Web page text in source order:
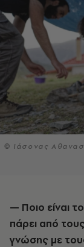
© Iάσονας
— Ποιο είναι το πιο ενδιαφέρον μάθημα που έχετε
πάρει από
γνώσης με